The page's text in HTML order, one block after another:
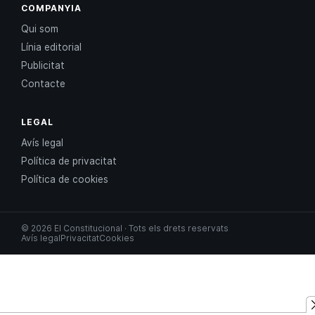
COMPANYIA
Qui som
Línia editorial
Publicitat
Contacte
LEGAL
Avís legal
Política de privacitat
Política de cookies
© 2026 El Constitucional · Tots els drets reservats
Avís legalPrivacitatCookies